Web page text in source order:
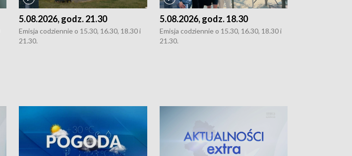
5.08.2026, godz. 21.30
Emisja codziennie o 15.30, 16.30, 18.30 i
21.30.
5.08.2026, godz. 18.30
Emisja codziennie o 15.30, 16.30, 18.30 i
21.30.